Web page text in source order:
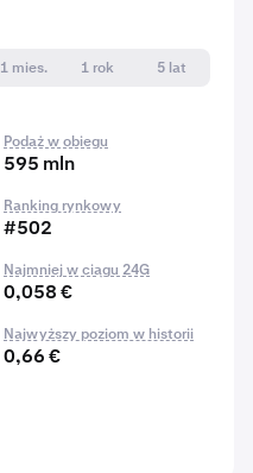
1 mies. 1 rok
5 lat
Podaż w obiegu
595 mln
Ranking rynkowy
#502
Najmniej w ciągu 24G
0,058 €
Najwyższy poziom w historii
0,66 €